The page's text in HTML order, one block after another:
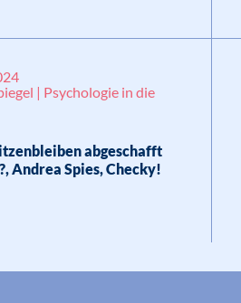
| Psychologie in die
abgeschafft
Andrea Spies, Checky!